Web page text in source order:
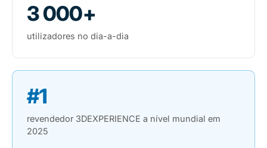
3 000+
utilizadores no dia-a-dia
#1
revendedor 3DEXPERIENCE a nível mundial em
2025